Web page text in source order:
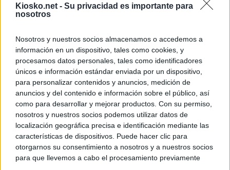
Kiosko.net - Su privacidad es importante para
nosotros
Nosotros y nuestros socios almacenamos o accedemos a
información en un dispositivo, tales como cookies, y
procesamos datos personales, tales como identificadores
únicos e información estándar enviada por un dispositivo,
para personalizar contenidos y anuncios, medición de
anuncios y del contenido e información sobre el público, así
como para desarrollar y mejorar productos. Con su permiso,
nosotros y nuestros socios podemos utilizar datos de
localización geográfica precisa e identificación mediante las
características de dispositivos. Puede hacer clic para
otorgarnos su consentimiento a nosotros y a nuestros socios
para que llevemos a cabo el procesamiento previamente